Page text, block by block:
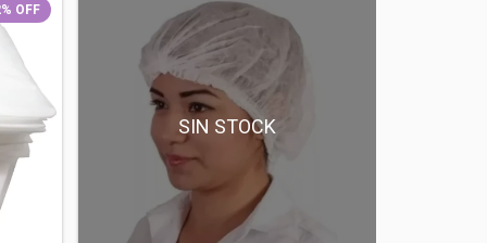
% OFF
SIN STOCK